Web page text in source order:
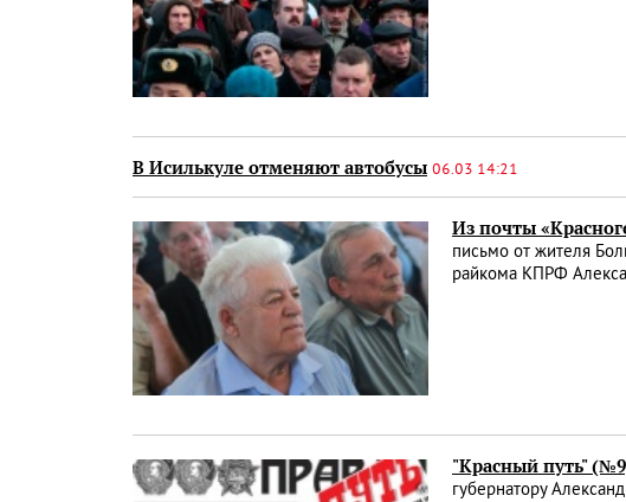
В Исилькуле отменяют автобусы 06.03 14:21
Из почты
письмо от жителя
райкома КПРФ
"Красный путь"
губернатору